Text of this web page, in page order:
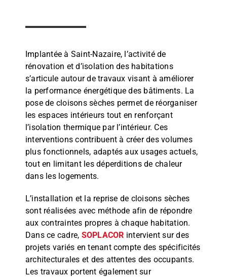
Implantée à Saint-Nazaire, l’activité de
rénovation et d’isolation des habitations
s’articule autour de travaux visant à améliorer
la performance énergétique des bâtiments. La
pose de cloisons sèches permet de réorganiser
les espaces intérieurs tout en renforçant
l’isolation thermique par l’intérieur. Ces
interventions contribuent à créer des volumes
plus fonctionnels, adaptés aux usages actuels,
tout en limitant les déperditions de chaleur
dans les logements.
L’installation et la reprise de cloisons sèches
sont réalisées avec méthode afin de répondre
aux contraintes propres à chaque habitation.
Dans ce cadre, SOPLACOR intervient sur des
projets variés en tenant compte des spécificités
architecturales et des attentes des occupants.
Les travaux portent également sur